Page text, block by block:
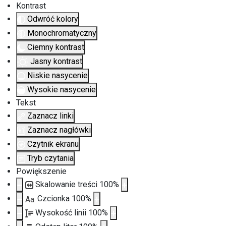
Kontrast
Odwróć kolory
Monochromatyczny
Ciemny kontrast
Jasny kontrast
Niskie nasycenie
Wysokie nasycenie
Tekst
Zaznacz linki
Zaznacz nagłówki
Czytnik ekranu
Tryb czytania
Powiększenie
Skalowanie treści 100%
Aa Czcionka 100%
Wysokość linii 100%